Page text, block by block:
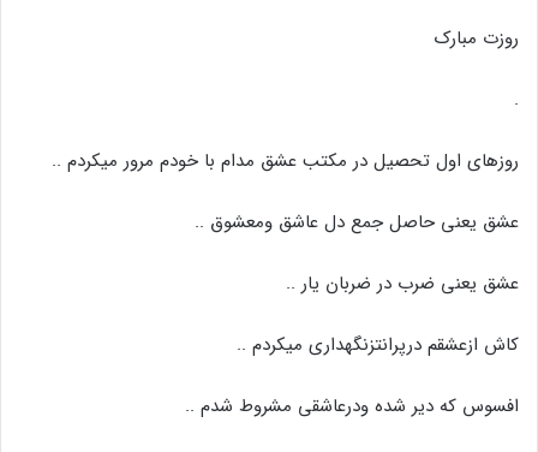
روزت مبارک
.
روزهای اول تحصیل در مکتب عشق مدام با خودم مرور میکردم ..
عشق یعنی حاصل جمع دل عاشق ومعشوق ..
عشق یعنی ضرب در ضربان یار ..
کاش ازعشقم درپرانتزنگهداری میکردم ..
افسوس که دیر شده ودرعاشقی مشروط شدم ..